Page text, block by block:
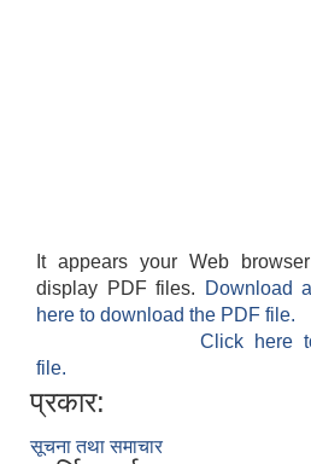
It appears your Web
display PDF files.
Download
here to download the PDF file.
Click here
file.
प्रकार:
सूचना तथा समाचार